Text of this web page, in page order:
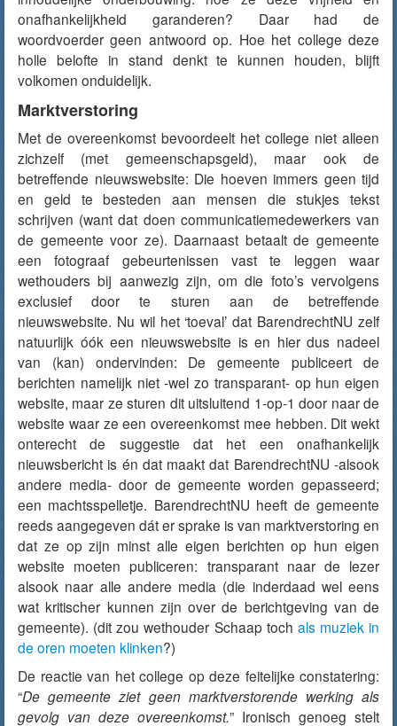
onafhankelijkheid garanderen? Daar had de
woordvoerder geen antwoord op. Hoe het college deze
holle belofte in stand denkt te kunnen houden, blijft
volkomen onduidelijk.
Marktverstoring
Met de overeenkomst bevoordeelt het college niet alleen
zichzelf (met gemeenschapsgeld), maar ook de
betreffende nieuwswebsite: Die hoeven immers geen tijd
en geld te besteden aan mensen die stukjes tekst
schrijven (want dat doen communicatiemedewerkers van
de gemeente voor ze). Daarnaast betaalt de gemeente
een fotograaf gebeurtenissen vast te leggen waar
wethouders bij aanwezig zijn, om die foto’s vervolgens
exclusief door te sturen aan de betreffende
nieuwswebsite. Nu wil het ‘toeval’ dat BarendrechtNU zelf
natuurlijk óók een nieuwswebsite is en hier dus nadeel
van (kan) ondervinden: De gemeente publiceert de
berichten namelijk niet -wel zo transparant- op hun eigen
website, maar ze sturen dit uitsluitend 1-op-1 door naar de
website waar ze een overeenkomst mee hebben. Dit wekt
onterecht de suggestie dat het een onafhankelijk
nieuwsbericht is én dat maakt dat BarendrechtNU -alsook
andere media- door de gemeente worden gepasseerd;
een machtsspelletje. BarendrechtNU heeft de gemeente
reeds aangegeven dát er sprake is van marktverstoring en
dat ze op zijn minst alle eigen berichten op hun eigen
website moeten publiceren: transparant naar de lezer
alsook naar alle andere media (die inderdaad wel eens
wat kritischer kunnen zijn over de berichtgeving van de
gemeente). (dit zou wethouder Schaap toch als muziek in
de oren moeten klinken?)
De reactie van het college op deze feitelijke constatering:
“De gemeente ziet geen marktverstorende werking als
gevolg van deze overeenkomst.” Ironisch genoeg stelt